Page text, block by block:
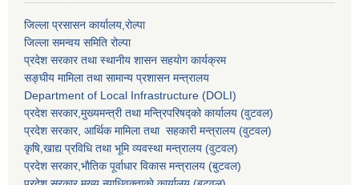
जिल्ला प्रसासन कार्यालय,राेल्पा
जिल्ला समन्वय समिति रोल्पा
प्रदेश सरकार तथा स्थानीय शासन सहयाेग कार्यक्रम
सङ्‍घीय मामिला तथा सामान्य प्रशासन मन्त्रालय
Department of Local Infrastructure (DOLI)
प्रदेश सरकार,मुख्यमन्त्री तथा मन्त्रिपरिषद्को कार्यालय (वुटवल)
प्रदेश सरकार, आर्थिक मामिला तथा सहकारी मन्त्रालय (वुटवल)
कृषि,खाद्य प्रविधि तथा भूमि व्यवस्था मन्त्रालय (वुटवल)
प्रदेश सरकार,भाैतिक पूर्वाधार विकास मन्त्रालय (बुटवल)